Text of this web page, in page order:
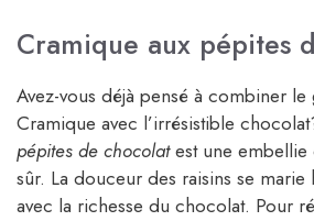
Cramique aux pépites
Avez-vous déjà pensé à combiner
Cramique avec l’irrésistible
pépites de chocolatest une embellie
sûr. La douceur des raisins se marie
avec la richesse du chocolat. Pour